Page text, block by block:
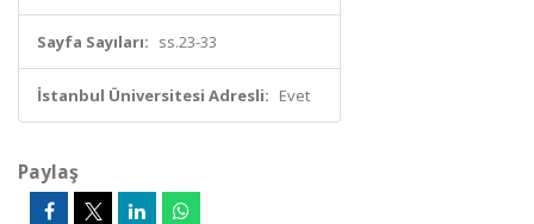
Sayfa Sayıları: ss.23-33
İstanbul Üniversitesi Adresli: Evet
Paylaş